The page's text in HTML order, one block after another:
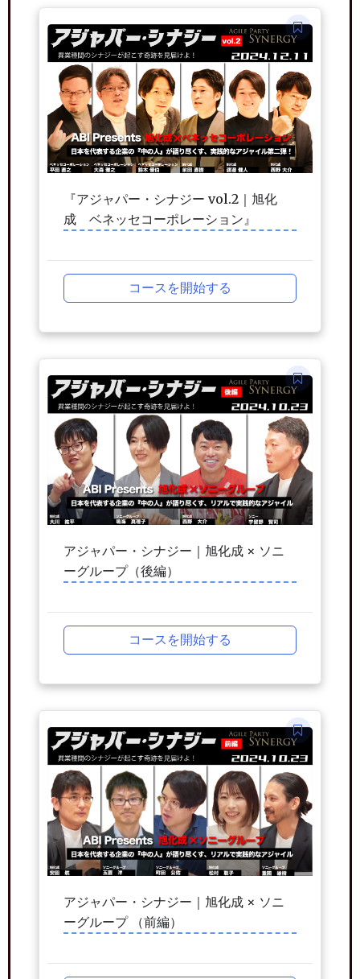
『アジャパー・シナジー vol.2｜旭化
成 ベネッセコーポレーション』
コースを開始する
アジャパー・シナジー｜旭化成 × ソニ
ーグループ（後編）
コースを開始する
アジャパー・シナジー｜旭化成 × ソニ
ーグループ （前編）